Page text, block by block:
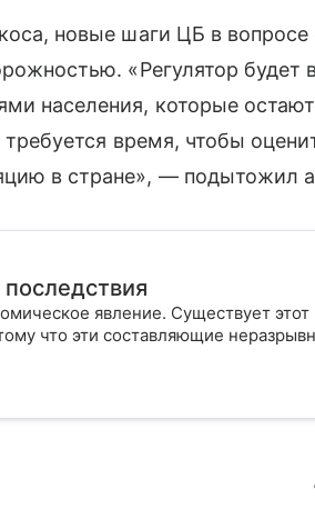
новые шаги ЦБ в вопросе
«Регулятор будет
населения, которые
время, чтобы
в стране», — подытожил
явление. Существует
что эти составляющие